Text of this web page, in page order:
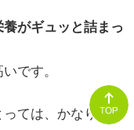
がギュッと詰まっ
です。
ては、かなりオス